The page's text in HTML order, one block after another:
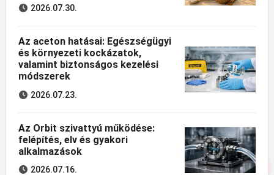
2026.07.30.
Az aceton hatásai: Egészségügyi
és környezeti kockázatok,
valamint biztonságos kezelési
módszerek
2026.07.23.
Az Orbit szivattyú működése:
felépítés, elv és gyakori
alkalmazások
2026.07.16.